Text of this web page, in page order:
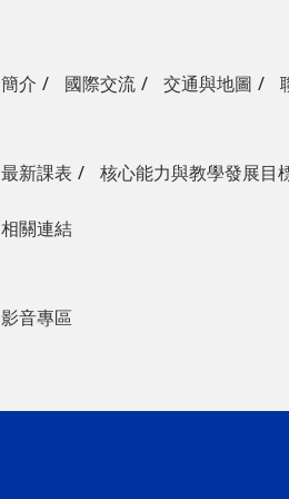
簡介 國際交流 交通與地圖
最新課表 核心能力與教學發展目
相關連結
影音專區